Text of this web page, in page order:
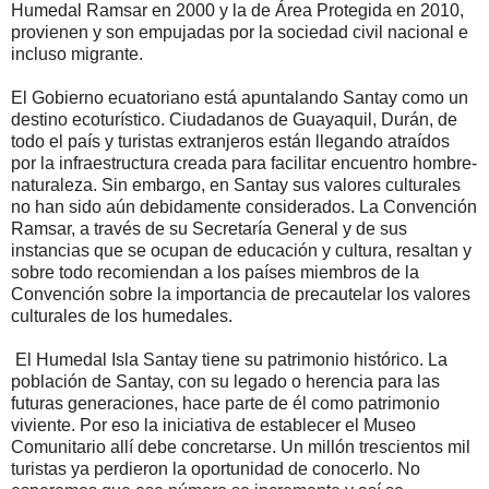
Humedal Ramsar en 2000 y la de Área Protegida en 2010,
provienen y son empujadas por la sociedad civil nacional e
incluso migrante.
El Gobierno ecuatoriano está apuntalando Santay como un
destino ecoturístico. Ciudadanos de Guayaquil, Durán, de
todo el país y turistas extranjeros están llegando atraídos
por la infraestructura creada para facilitar encuentro hombre-
naturaleza. Sin embargo, en Santay sus valores culturales
no han sido aún debidamente considerados. La Convención
Ramsar, a través de su Secretaría General y de sus
instancias que se ocupan de educación y cultura, resaltan y
sobre todo recomiendan a los países miembros de la
Convención sobre la importancia de precautelar los valores
culturales de los humedales.
El Humedal Isla Santay tiene su patrimonio histórico. La
población de Santay, con su legado o herencia para las
futuras generaciones, hace parte de él como patrimonio
viviente. Por eso la iniciativa de establecer el Museo
Comunitario allí debe concretarse. Un millón trescientos mil
turistas ya perdieron la oportunidad de conocerlo. No